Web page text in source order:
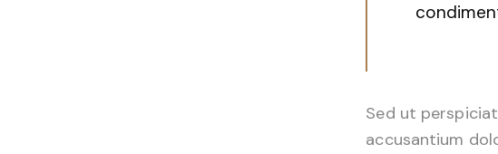
Sed ut
accusantium